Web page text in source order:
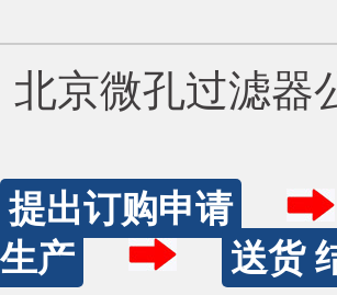
北京微孔过滤器
提出订购申请
生产
送货